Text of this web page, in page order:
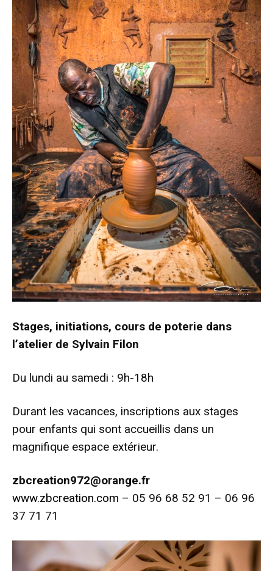
Stages, initiations, cours de poterie dans
l’atelier de Sylvain Filon
Du lundi au samedi : 9h-18h
Durant les vacances, inscriptions aux stages
pour enfants qui sont accueillis dans un
magnifique espace extérieur.
zbcreation972@orange.fr
www.zbcreation.com – 05 96 68 52 91 – 06 96
37 71 71